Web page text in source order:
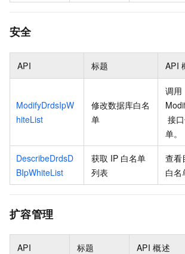
安全
API 标题 API
ModifyDrdsIpW
hiteList
修改数据库白名
单
调用
接
单。
DescribeDrdsD
BIpWhiteList
获取 IP 白名单
列表
查看
白名
扩容管理
API 标题 API 概述